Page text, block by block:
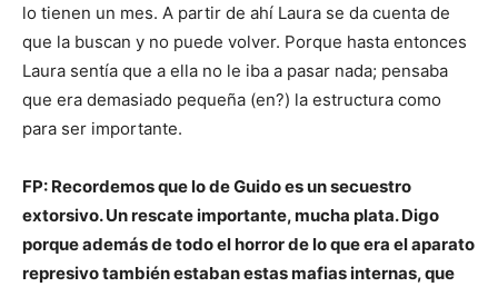
lo tienen un mes. A partir de ahí Laura se da cuenta de
que la buscan y no puede volver. Porque hasta entonces
Laura sentía que a ella no le iba a pasar nada; pensaba
que era demasiado pequeña (en?) la estructura como
para ser importante.
FP: Recordemos que lo de Guido es un secuestro
extorsivo. Un rescate importante, mucha plata. Digo
porque además de todo el horror de lo que era el aparato
represivo también estaban estas mafias internas, que